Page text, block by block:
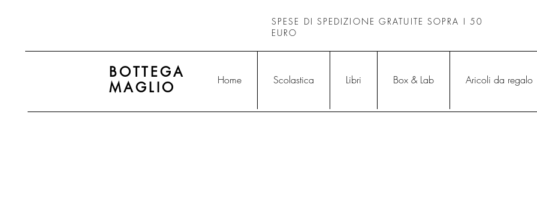
SPESE DI SPEDIZIONE GRATUITE SOPRA I 50
EURO
BOTTEGA
MAGLIO
Home Scolastica Libri Box & Lab Aricoli da regalo